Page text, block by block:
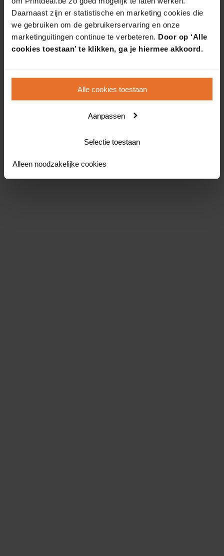
Daarnaast zijn er statistische en marketing cookies die
we gebruiken om de gebruikerservaring en onze
marketinguitingen continue te verbeteren. Door op ‘Alle
cookies toestaan’ te klikken, ga je hiermee akkoord.
Alle cookies toestaan
Aanpassen
Selectie toestaan
Alleen noodzakelijke cookies